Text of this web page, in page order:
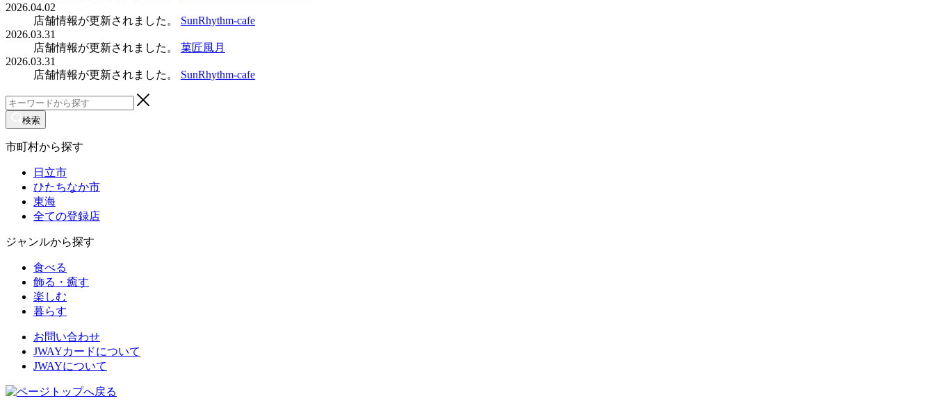
2026.04.02
店舗情報が更新されました。
SunRhythm-cafe
2026.03.31
店舗情報が更新されました。
菓匠風月
2026.03.31
店舗情報が更新されました。
SunRhythm-cafe
検
索:
検索
市町村から探す
日立市
ひたちなか市
東海
全ての登録店
ジャンルから探す
食べる
飾る・癒す
楽しむ
暮らす
お問い合わせ
JWAYカードについて
JWAYについて